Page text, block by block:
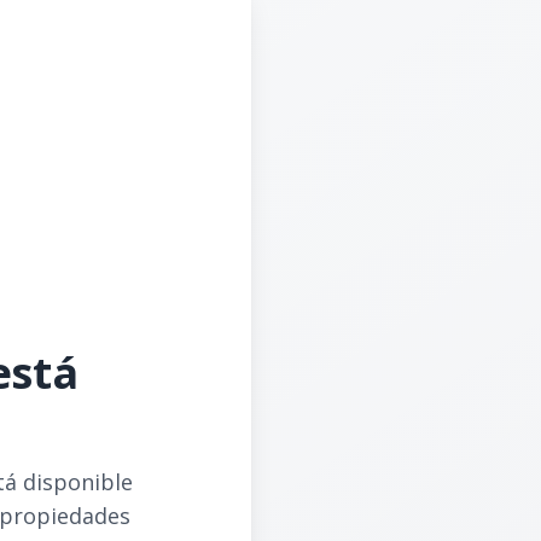
disponible